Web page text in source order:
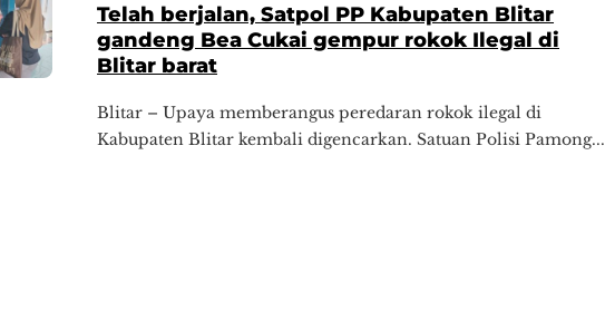
Telah berjalan, Satpol PP Kabupaten Blitar
gandeng Bea Cukai gempur rokok Ilegal di
Blitar barat
Blitar – Upaya memberangus peredaran rokok ilegal di
Kabupaten Blitar kembali digencarkan. Satuan Polisi Pamong...